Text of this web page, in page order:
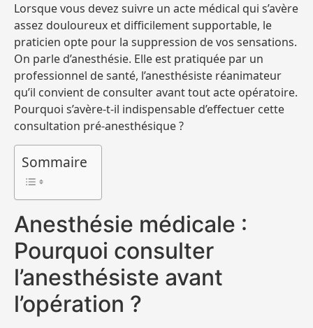
Lorsque vous devez suivre un acte médical qui s’avère
assez douloureux et difficilement supportable, le
praticien opte pour la suppression de vos sensations.
On parle d’anesthésie. Elle est pratiquée par un
professionnel de santé, l’anesthésiste réanimateur
qu’il convient de consulter avant tout acte opératoire.
Pourquoi s’avère-t-il indispensable d’effectuer cette
consultation pré-anesthésique ?
Sommaire
Anesthésie médicale :
Pourquoi consulter
l’anesthésiste avant
l’opération ?